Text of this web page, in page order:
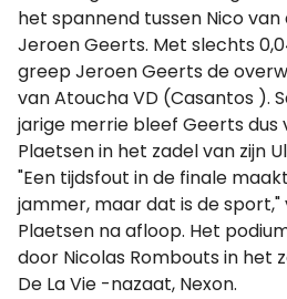
het spannend tussen Nico
Jeroen Geerts. Met slechts
greep Jeroen Geerts de
van Atoucha VD (Casantos ).
jarige merrie bleef Geerts dus
Plaetsen in het zadel van zijn
"Een tijdsfout in de finale
jammer, maar dat is de
Plaetsen na afloop. Het
door Nicolas Rombouts in het
De La Vie -nazaat, Nexon.